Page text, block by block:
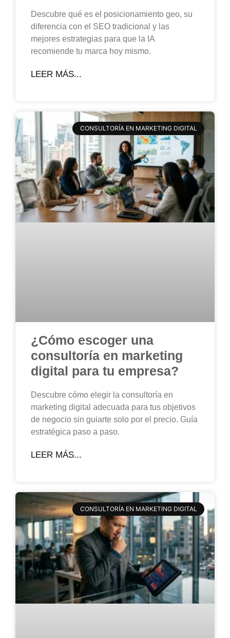
Descubre qué es el posicionamiento geo, su
diferencia con el SEO tradicional y las
mejores estrategias para que la IA
recomiende tu marca hoy mismo.
LEER MÁS...
CONSULTORÍA EN MARKETING DIGITAL
¿Cómo escoger una
consultoría en marketing
digital para tu empresa?
Descubre cómo elegir la consultoría en
marketing digital adecuada para tus objetivos
de negocio sin guiarte solo por el precio. Guía
estratégica paso a paso.
LEER MÁS...
CONSULTORÍA EN MARKETING DIGITAL